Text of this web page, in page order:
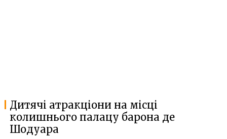
Дитячі атракціони на місці
колишнього палацу барона де
Шодуара